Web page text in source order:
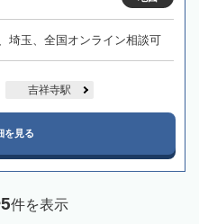
埼玉、全国オンライン相談可
吉祥寺駅
を見る
件を表示